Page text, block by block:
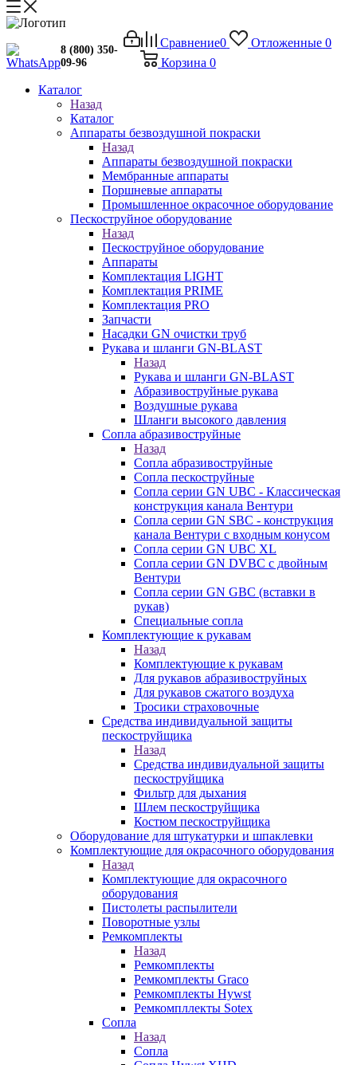
Сравнение0 Отложенные 0
Корзина 0
8 (800) 350-
09-96
Каталог
Назад
Каталог
Аппараты безвоздушной покраски
Назад
Аппараты безвоздушной покраски
Мембранные аппараты
Поршневые аппараты
Промышленное окрасочное оборудование
Пескоструйное оборудование
Назад
Пескоструйное оборудование
Аппараты
Комплектация LIGHT
Комплектация PRIME
Комплектация PRO
Запчасти
Насадки GN очистки труб
Рукава и шланги GN-BLAST
Назад
Рукава и шланги GN-BLAST
Абразивоструйные рукава
Воздушные рукава
Шланги высокого давления
Сопла абразивоструйные
Назад
Сопла абразивоструйные
Сопла пескоструйные
Сопла серии GN UBC - Классическая
конструкция канала Вентури
Сопла серии GN SBC - конструкция
канала Вентури c входным конусом
Сопла серии GN UBC XL
Сопла серии GN DVBC с двойным
Вентури
Сопла серии GN GBC (вставки в
рукав)
Специальные сопла
Комплектующие к рукавам
Назад
Комплектующие к рукавам
Для рукавов абразивоструйных
Для рукавов сжатого воздуха
Тросики страховочные
Средства индивидуальной защиты
пескоструйщика
Назад
Средства индивидуальной защиты
пескоструйщика
Фильтр для дыхания
Шлем пескоструйщика
Костюм пескоструйщика
Оборудование для штукатурки и шпаклевки
Комплектующие для окрасочного оборудования
Назад
Комплектующие для окрасочного
оборудования
Пистолеты распылители
Поворотные узлы
Ремкомплекты
Назад
Ремкомплекты
Ремкомплекты Graco
Ремкомплекты Hywst
Ремкомпллекты Sotex
Сопла
Назад
Сопла